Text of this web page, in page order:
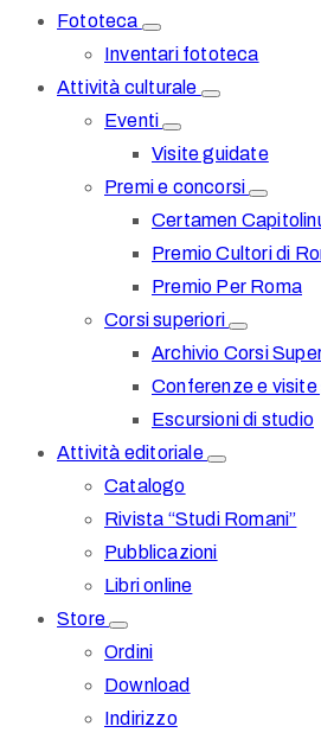
Fototeca
Inventari fototeca
Attività culturale
Eventi
Visite guidate
Premi e concorsi
Certamen
Premio Cultori di
Premio Per Roma
Corsi superiori
Archivio Corsi
Conferenze e
Escursioni di studio
Attività editoriale
Catalogo
Rivista “Studi Romani”
Pubblicazioni
Libri online
Store
Ordini
Download
Indirizzo